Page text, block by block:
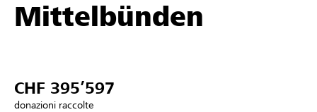
Partner / Banche Raiffeisen
Collegarsi
Mittelbünden
CHF 395’597
donazioni raccolte